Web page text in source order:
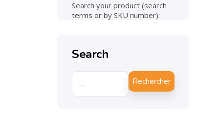
Search your product (search
terms or by SKU number):
Search
Rechercher